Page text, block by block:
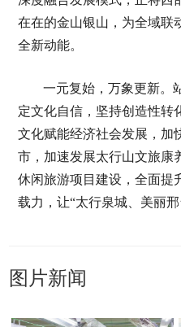
在在的金山银山，为全域联
全新动能。
一元复始，万象更新。
定文化自信，坚持创造性转
文化赋能经济社会发展，加
市，加速发展太行山文旅康
休闲旅游项目建设，全面提
载力，让“太行泉城、美丽
图片新闻